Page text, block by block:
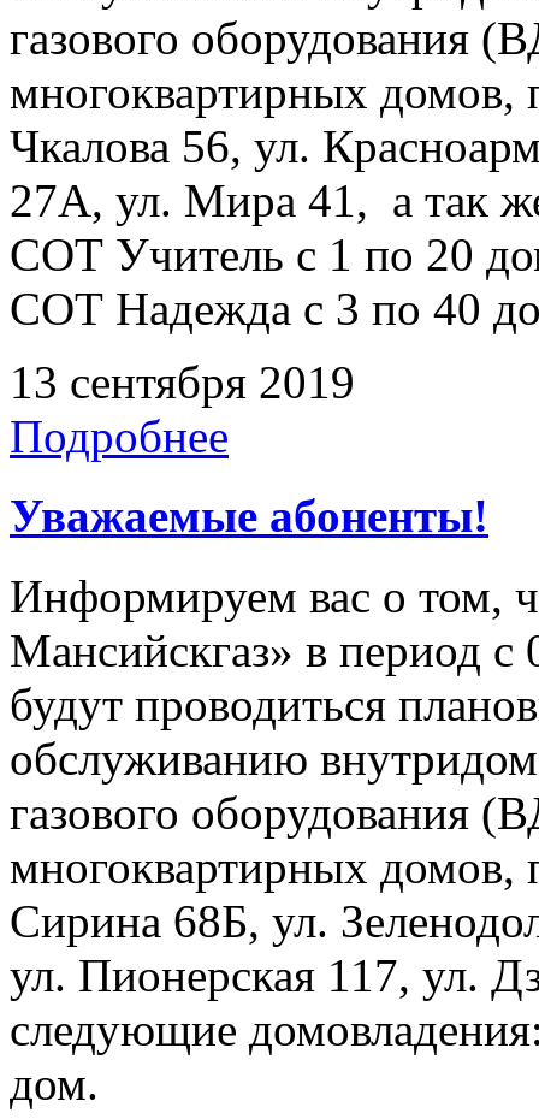
газового
многоквартирных
Чкалова 56, ул.
27А, ул. Мира 41, а так
СОТ Учитель с 1 по 20
СОТ Надежда с 3 по 40
13 сентября 2019
Подробнее
Уважаемые абоненты!
Информируем вас о том,
Мансийскгаз» в период с
будут проводиться
обслуживанию
газового
многоквартирных
Сирина 68Б, ул.
ул. Пионерская 117, ул.
следующие
дом.